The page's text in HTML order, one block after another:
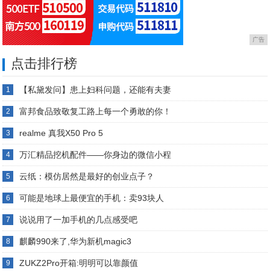
广告
点击排行榜
1 【私黛发问】患上妇科问题，还能有夫妻
2 富邦食品致敬复工路上每一个勇敢的你！
3 realme 真我X50 Pro 5
4 万汇精品挖机配件——你身边的微信小程
5 云纸：模仿居然是最好的创业点子？
6 可能是地球上最便宜的手机：卖93块人
7 说说用了一加手机的几点感受吧
8 麒麟990来了,华为新机magic3
9 ZUKZ2Pro开箱:明明可以靠颜值